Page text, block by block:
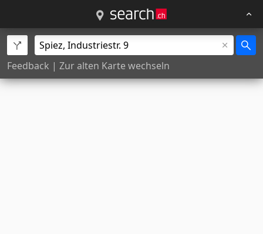
Feedback | Zur alten Karte wechseln